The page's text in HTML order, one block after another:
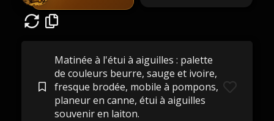
Matinée à l'étui à aiguilles : palette
de couleurs beurre, sauge et ivoire,
fresque brodée, mobile à pompons,
planeur en canne, étui à aiguilles
souvenir en laiton.